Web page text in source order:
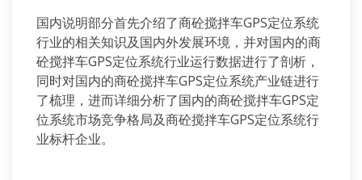
国内说明部分首先介绍了商砼搅拌车GPS定位系统
行业的相关知识及国内外发展环境，并对国内的商
砼搅拌车GPS定位系统行业运行数据进行了剖析，
同时对国内的商砼搅拌车GPS定位系统产业链进行
了梳理，进而详细分析了国内的商砼搅拌车GPS定
位系统市场竞争格局及商砼搅拌车GPS定位系统行
业标杆企业。